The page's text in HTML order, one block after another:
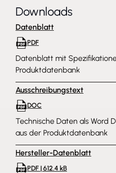
Downloads
Datenblatt
PDF
Datenblatt mit
Produktdatenbank
Ausschreibungstext
DOC
Technische Daten als Word
aus der Produktdatenbank
Hersteller-Datenblatt
PDF | 612.4 kB